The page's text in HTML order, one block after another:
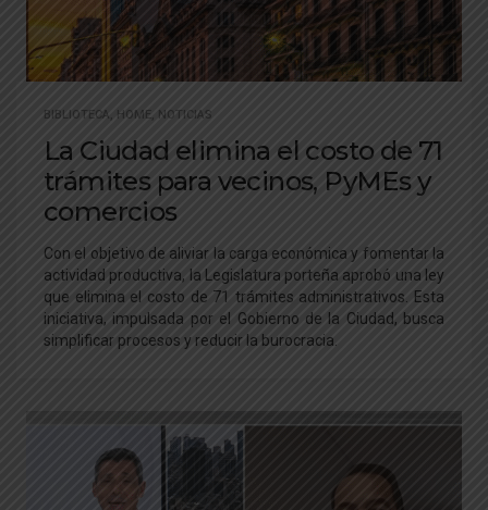
BIBLIOTECA, HOME, NOTICIAS
La Ciudad elimina el costo de 71
trámites para vecinos, PyMEs y
comercios
Con el objetivo de aliviar la carga económica y fomentar la
actividad productiva, la Legislatura porteña aprobó una ley
que elimina el costo de 71 trámites administrativos. Esta
iniciativa, impulsada por el Gobierno de la Ciudad, busca
simplificar procesos y reducir la burocracia.